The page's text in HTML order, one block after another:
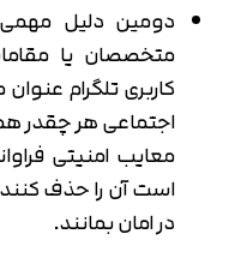
دومین دلیل مهمی
متخصصان یا
کاربری تلگرام
اجتماعی هر چقدر
معایب امنیتی
است آن را حذف کنند
در امان بمانند.